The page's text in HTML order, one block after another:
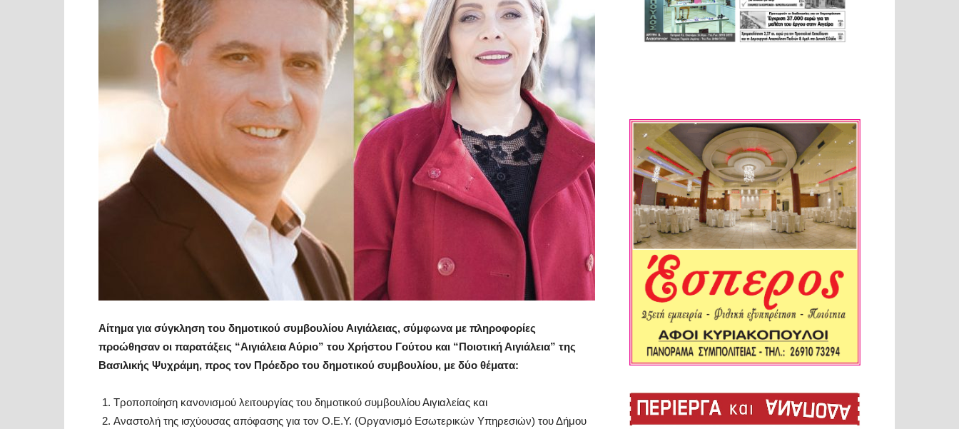
Αίτημα για σύγκληση του δημοτικού συμβουλίου Αιγιάλειας, σύμφωνα με πληροφορίες
προώθησαν οι παρατάξεις “Αιγιάλεια Αύριο” του Χρήστου Γούτου και “Ποιοτική Αιγιάλεια” της
Βασιλικής Ψυχράμη, προς τον Πρόεδρο του δημοτικού συμβουλίου, με δύο θέματα:
Τροποποίηση κανονισμού λειτουργίας του δημοτικού συμβουλίου Αιγιαλείας και
Αναστολή της ισχύουσας απόφασης για τον Ο.Ε.Υ. (Οργανισμό Εσωτερικών Υπηρεσιών) του Δήμου